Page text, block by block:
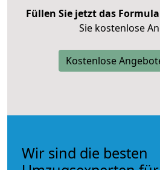
Füllen Sie jetzt das
Sie kostenlose
Kostenlose
Wir sind die besten